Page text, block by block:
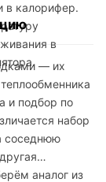
в калорифер.
в
— их
и подбор по
набор
соседнюю
аналог из